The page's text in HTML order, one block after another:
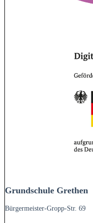
Grundschule Grethen
Bürgermeister-Gropp-Str. 69